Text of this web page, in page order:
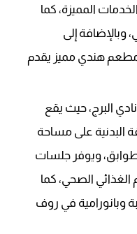
المميزة، كما
وبالإضافة إلى
مطعم هندي مميز يقدم
البرج، حيث يقع
البدنية على مساحة
طوابق، ويوفر جلسات
الغذائي الصحي، كما
وبانورامية في روف